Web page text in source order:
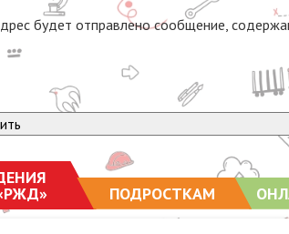
будет отправлено сообщение,
ПОДРОСТКАМ